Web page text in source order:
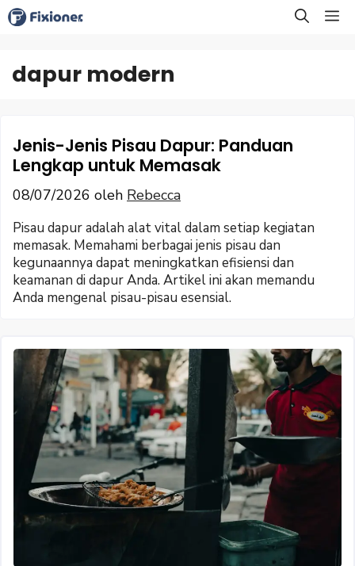
Langsung
ke
dapur modern
Jenis-Jenis Pisau Dapur: Panduan
Lengkap untuk Memasak
08/07/2026 oleh Rebecca
Pisau dapur adalah alat vital dalam setiap kegiatan
memasak. Memahami berbagai jenis pisau dan
kegunaannya dapat meningkatkan efisiensi dan
keamanan di dapur Anda. Artikel ini akan memandu
Anda mengenal pisau-pisau esensial.